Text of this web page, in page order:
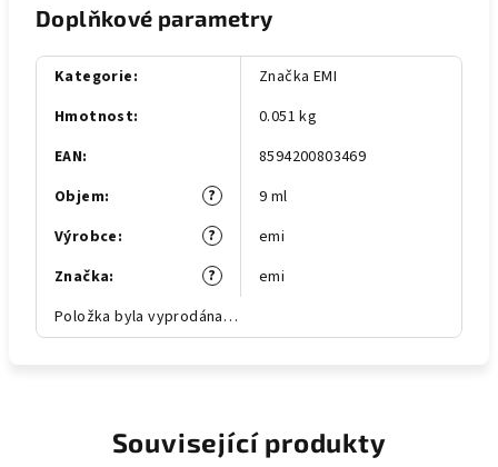
Doplňkové parametry
Kategorie:
Značka EMI
Hmotnost:
0.051 kg
EAN:
8594200803469
?
Objem:
9 ml
?
Výrobce:
emi
?
Značka:
emi
Položka byla vyprodána…
Související produkty